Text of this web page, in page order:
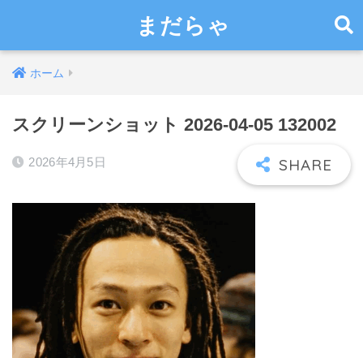
まだらゃ
ホーム
スクリーンショット 2026-04-05 132002
2026年4月5日